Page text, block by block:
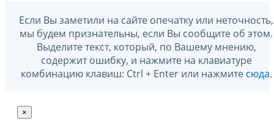
Если Вы заметили на сайте опечатку или неточность,
мы будем признательны, если Вы сообщите об этом.
Выделите текст, который, по Вашему мнению,
содержит ошибку, и нажмите на клавиатуре
комбинацию клавиш: Ctrl + Enter или нажмите сюда.
×